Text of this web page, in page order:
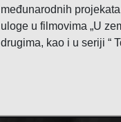
međunarodnih
uloge u filmovima „U
drugima, kao i u seriji “